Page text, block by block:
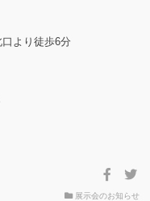
より徒歩6分
展示会のお知らせ